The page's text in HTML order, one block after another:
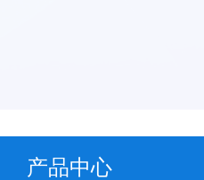
产品中心